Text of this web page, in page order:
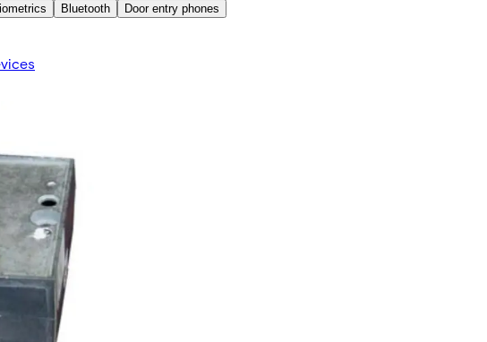
Bluetooth Door entry phones